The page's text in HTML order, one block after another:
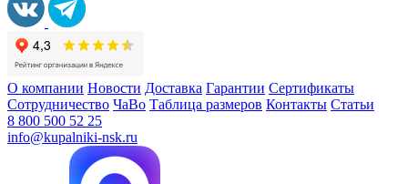
О компании Новости Доставка Гарантии Сертификаты
Сотрудничество ЧаВо Таблица размеров Контакты Статьи
8 800 500 52 25
info@kupalniki-nsk.ru